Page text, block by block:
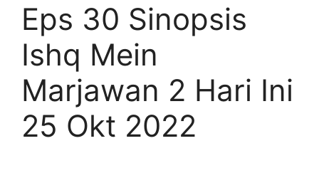
Eps 30 Sinopsis
Ishq Mein
Marjawan 2 Hari Ini
25 Okt 2022